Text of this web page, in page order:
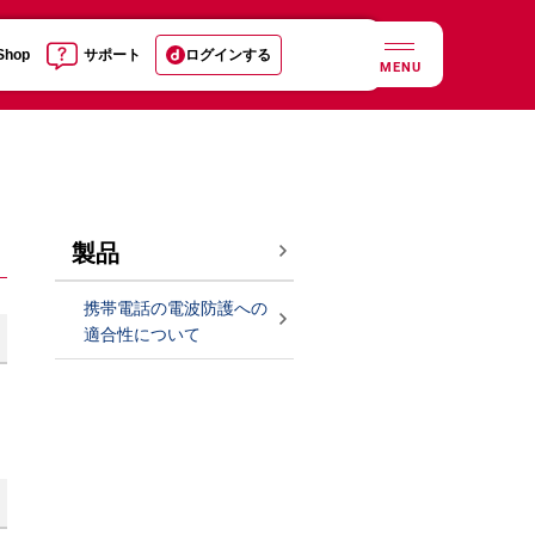
サポート ログインする
MENU
製品
携帯電話の電波防護への
適合性について